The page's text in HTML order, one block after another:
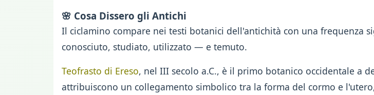
🌸 Cosa Dissero gli Antichi
Il ciclamino compare nei testi botanici dell'antichità con una frequenza
conosciuto, studiato, utilizzato — e temuto.
Teofrasto di Ereso, nel III secolo a.C., è il primo botanico occidentale a
attribuiscono un collegamento simbolico tra la forma del cormo e